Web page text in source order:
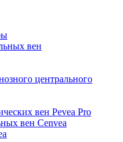
вен
центрального
вен Pevea Pro
вен Cenvea